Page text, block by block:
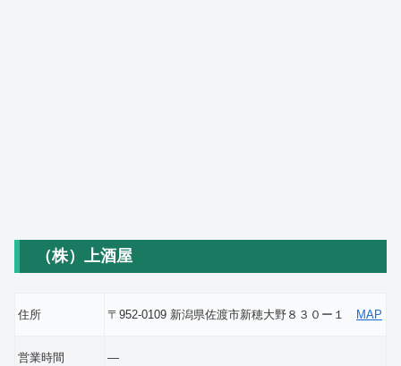
（株）上酒屋
住所 〒952-0109 新潟県佐渡市新穂大野８３０ー１ MAP
営業時間 ―